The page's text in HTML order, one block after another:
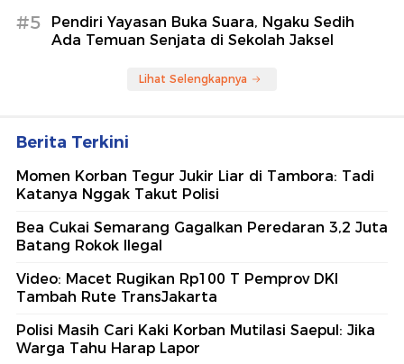
#5
Pendiri Yayasan Buka Suara, Ngaku Sedih
Ada Temuan Senjata di Sekolah Jaksel
Lihat Selengkapnya
Berita Terkini
Momen Korban Tegur Jukir Liar di Tambora: Tadi
Katanya Nggak Takut Polisi
Bea Cukai Semarang Gagalkan Peredaran 3,2 Juta
Batang Rokok Ilegal
Video: Macet Rugikan Rp100 T Pemprov DKI
Tambah Rute TransJakarta
Polisi Masih Cari Kaki Korban Mutilasi Saepul: Jika
Warga Tahu Harap Lapor